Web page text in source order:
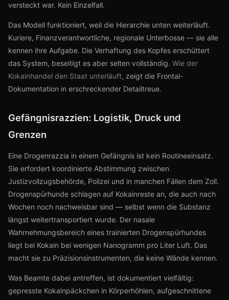
versteckt war. Kein Einzelfall.
Das Modell funktioniert, weil die Hierarchie unten weiterläuft.
Kuriere, Finanzverantwortliche, regionale Unterbosse — sie alle
kennen ihre Aufgabe. Die Verhaftung des Kopfes erschüttert
das System, beseitigt es aber selten vollständig. Wie der
Kokainhandel den Staat unterläuft, zeigt die Frontal-
Dokumentation in erschreckender Detailtreue.
Gefängnisrazzien: Logistik, Druck und
Grenzen
Eine Drogenrazzia in einem Gefängnis ist kein Routineeinsatz.
Sie erfordert koordinierte Abstimmung zwischen
Justizvollzugsbehörde, Polizei und in manchen Fällen dem Zoll.
Drogenspürhunde schlagen auf Kokainreste an, die auch nach
Wochen noch nachweisbar sind — selbst wenn die Substanz
längst weitertransportiert wurde. Der nasale
Wahrnehmungsbereich eines trainierten Drogenspürhundes
liegt bei Kokain bei wenigen Nanogramm pro Liter Luft. Das
macht sie zu Präzisionsinstrumenten, die keine Wände kennen.
Was Beamte dabei antreffen, ist dokumentiert vielfältig:
gepresste Kokainpäckchen in Körperhöhlen, aufgeschnittene